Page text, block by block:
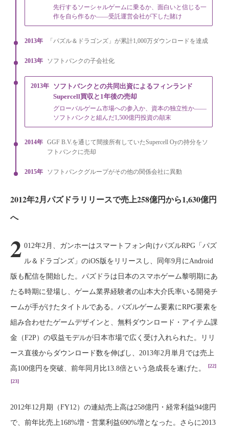
先行するソーシャルゲームに乗るか、面白いと信じる一
作を自ら作るか——受託運営会社が下した賭け
2013年 「パズル＆ドラゴンズ」が累計1,000万ダウンロードを達成
2013年 ソフトバンクの子会社化
2013年
ソフトバンクとの共同出資によるフィンランド
Supercell買収と1年後の売却
グローバルゲーム市場への参入か、資本の独立性か——
ソフトバンクと組んだ1,500億円投資の顛末
2014年 GGF B.V.を通じて間接所有していたSupercell Oyの持分をソ
フトバンクに売却
2015年 ソフトバンクグループがその他の関係会社に異動
2012年2月パズドラリリースで売上258億円から1,630億円
へ
2 012年2月、ガンホーはスマートフォン向けパズルRPG「パズ
ル＆ドラゴンズ」のiOS版をリリースし、同年9月にAndroid
版も配信を開始した。パズドラは日本のスマホゲーム黎明期にあ
たる時期に登場し、ゲーム業界経験者の山本大介氏率いる開発チ
ームが手がけたタイトルである。パズルゲーム要素にRPG要素を
組み合わせたゲームデザインと、無料ダウンロード・アイテム課
金（F2P）の収益モデルが日本市場で広く受け入れられた。リリ
ース直後からダウンロード数を伸ばし、2013年2月単月では売上
高100億円を突破、前年同月比13.8倍という急成長を遂げた。
[22]
[23]
2012年12月期（FY12）の連結売上高は258億円・経常利益94億円
で、前年比売上168%増・営業利益690%増となった。さらに2013